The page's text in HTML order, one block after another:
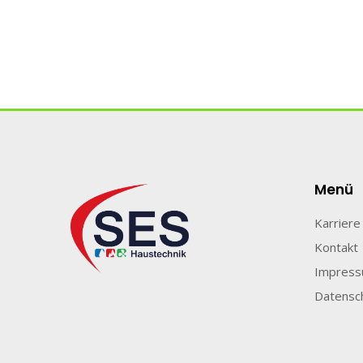
Menü
Karriere
Kontakt